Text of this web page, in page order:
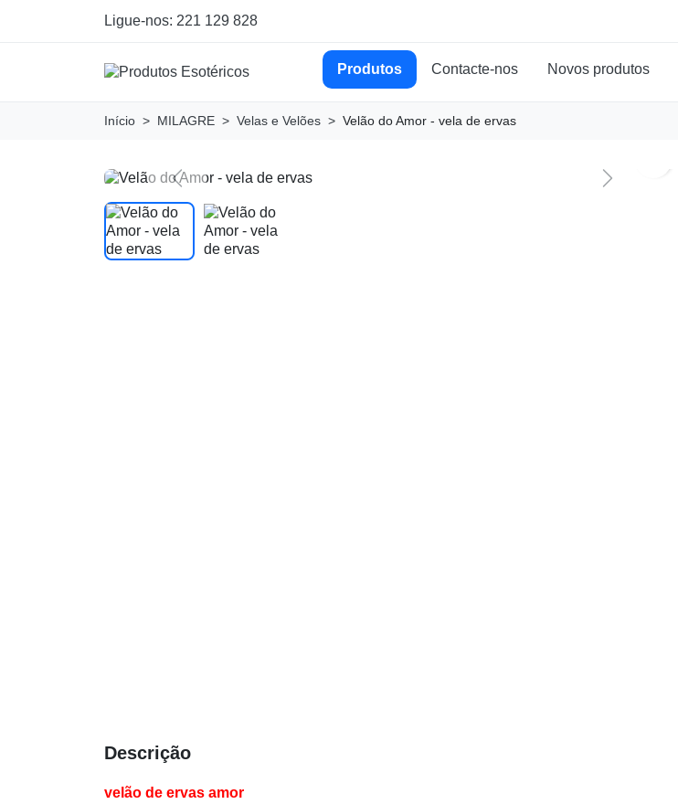
Ligue-nos: 221 129 828
Produtos Contacte-nos Novos produtos
Início MILAGRE Velas e Velões Velão do Amor - vela de ervas
Previous Next
Descrição
velão de ervas amor